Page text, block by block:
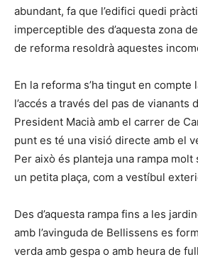
abundant, fa que l’edifici quedi
imperceptible des d’aquesta zona
de reforma resoldrà aquestes
En la reforma s’ha tingut en compte
l’accés a través del pas de vianants
President Macià amb el carrer de
punt es té una visió directe amb el
Per això és planteja una rampa
un petita plaça, com a vestíbul
Des d’aquesta rampa fins a les
amb l’avinguda de Bellissens es
verda amb gespa o amb heura de